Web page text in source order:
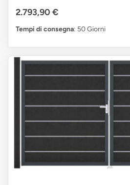
2.793,90 €
Tempi di consegna: 50 Giorni